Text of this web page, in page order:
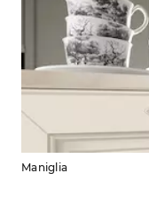
Maniglia